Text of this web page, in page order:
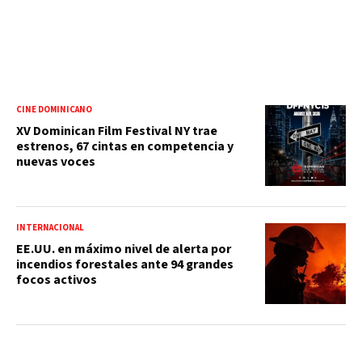
CINE DOMINICANO
XV Dominican Film Festival NY trae
estrenos, 67 cintas en competencia y
nuevas voces
INTERNACIONAL
EE.UU. en máximo nivel de alerta por
incendios forestales ante 94 grandes
focos activos